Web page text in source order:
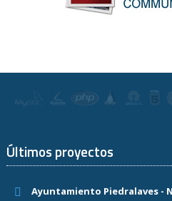
Últimos proyectos
Ayuntamiento Piedralaves -